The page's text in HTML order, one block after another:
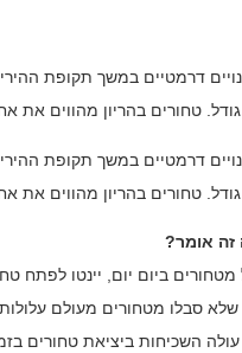
דרמטיים במשך תקופת
טחורים בהריון מהווים את
דרמטיים במשך תקופת
טחורים בהריון מהווים את
זה אומר?
מטחורים ביום יום, יינטו לפתח
סבלו מטחורים מעולם עלולות
השכיחות ביציאת טחורים